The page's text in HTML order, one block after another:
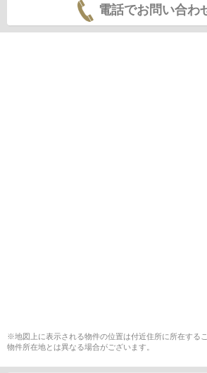
電話でお問い合わ
※地図上に表示される物件の位置は付近住所に所在する
物件所在地とは異なる場合がございます。